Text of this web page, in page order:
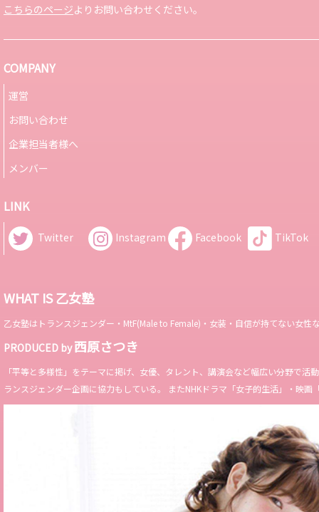
こちらのページよりお問い合わせください。
COMPANY
運営
お問い合わせ
企業担当者様へ
メンバー
LINK
Twitter Instagram Facebook TikTok
WHAT IS 乙女塾
乙女塾はトランスジェンダー・MtF(Male to Female)・女装・自信が持てない女
PRODUCED by西原さつき
「平等と多様性」をテーマに掲げ、女優、タレント、講演会など幅広い分野で
ランスジェンダー企画に協力もしている。 またNHKドラマ「女子的生活」・映